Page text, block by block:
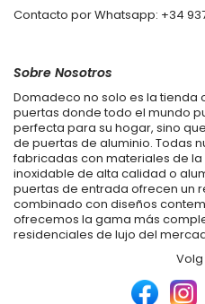
Contacto por Whatsapp: +34
Sobre Nosotros
Domadeco no solo es la tienda
puertas donde todo el mundo
perfecta para su hogar, sino
de puertas de aluminio. Todas
fabricadas con materiales de
inoxidable de alta calidad o
puertas de entrada ofrecen un
combinado con diseños
ofrecemos la gama más
residenciales de lujo del